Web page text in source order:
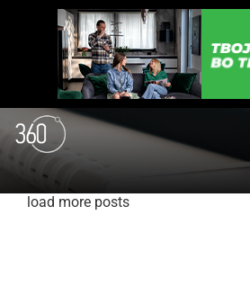
load more posts